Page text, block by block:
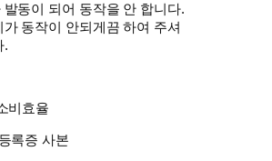
발동이 되어 동작을 안 합니다.
가 동작이 안되게끔 하여 주셔
.
비효율
록증 사본